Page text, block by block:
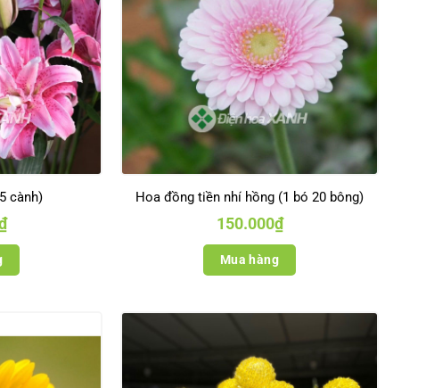
cành) Hoa đồng tiền nhí hồng (1 bó 20 bông)
150.000₫
Mua hàng